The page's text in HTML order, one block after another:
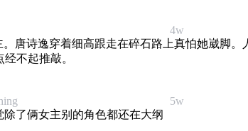
4w
。唐诗逸穿着细高跟走在碎石路上真怕她崴脚。
不起推敲。
5w
除了俩女主别的角色都还在大纲